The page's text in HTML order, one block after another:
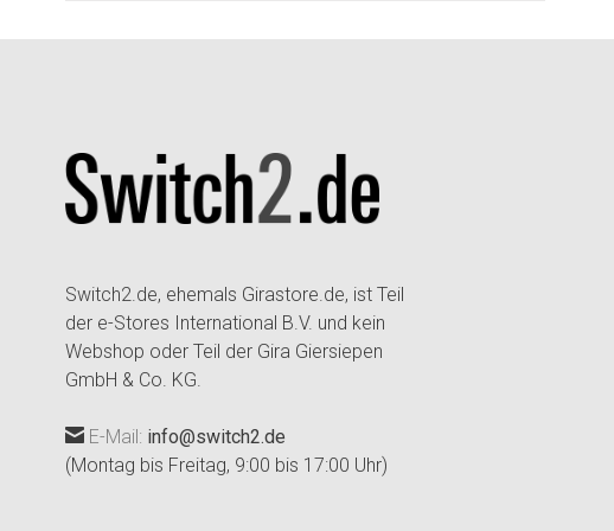
Switch2.de, ehemals Girastore.de, ist Teil
der e-Stores International B.V. und kein
Webshop oder Teil der Gira Giersiepen
GmbH & Co. KG.
E-Mail: info@switch2.de
(Montag bis Freitag, 9:00 bis 17:00 Uhr)